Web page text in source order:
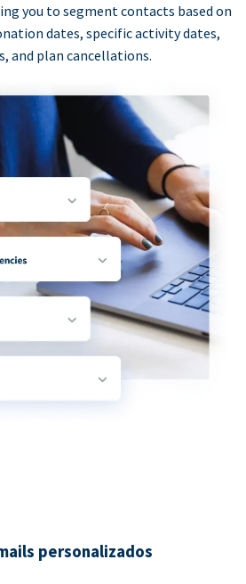
you to segment contacts based on
dates, specific activity dates,
and plan cancellations.
personalizados